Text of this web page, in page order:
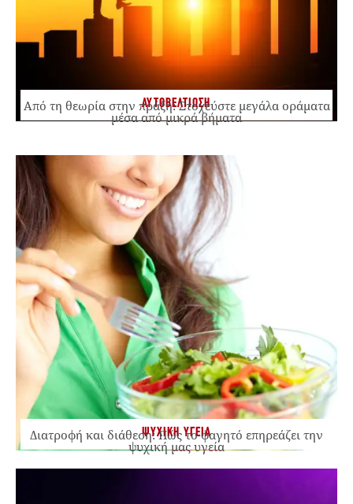
ΑΥΤΟΒΕΛΤΙΩΣΗ
Από τη θεωρία στην πράξη: Στοχεύστε μεγάλα οράματα
μέσα από μικρά βήματα
ΨΥΧΙΚΗ ΥΓΕΙΑ
Διατροφή και διάθεση: Πώς το φαγητό επηρεάζει την
ψυχική μας υγεία